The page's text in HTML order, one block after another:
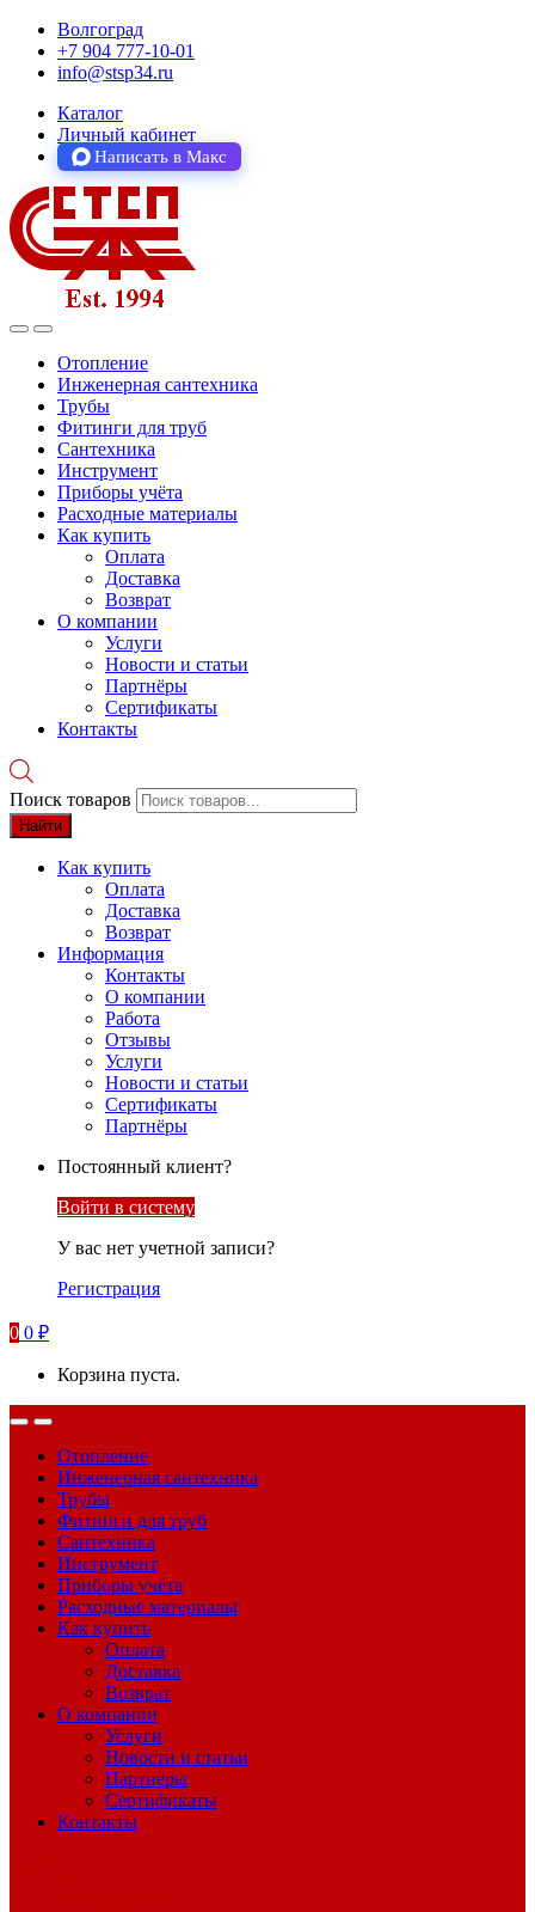
Волгоград
+7 904 777-10-01
info@stsp34.ru
Каталог
Личный кабинет
Написать в Макс
Отопление
Инженерная сантехника
Трубы
Фитинги для труб
Сантехника
Инструмент
Приборы учёта
Расходные материалы
Как купить
Оплата
Доставка
Возврат
О компании
Услуги
Новости и статьи
Партнёры
Сертификаты
Контакты
Поиск товаров
Найти
Как купить
Оплата
Доставка
Возврат
Информация
Контакты
О компании
Работа
Отзывы
Услуги
Новости и статьи
Сертификаты
Партнёры
Постоянный клиент?
Войти в систему
У вас нет учетной записи?
Регистрация
0 0 ₽
Корзина пуста.
Отопление
Инженерная сантехника
Трубы
Фитинги для труб
Сантехника
Инструмент
Приборы учёта
Расходные материалы
Как купить
Оплата
Доставка
Возврат
О компании
Услуги
Новости и статьи
Партнёры
Сертификаты
Контакты